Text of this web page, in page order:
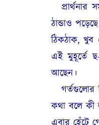
ঠান্ডাও
ঠিকঠাক, খুব
এই মুহূর্তে
আছেন।
গর্তগুলোর
কথা বলে কী